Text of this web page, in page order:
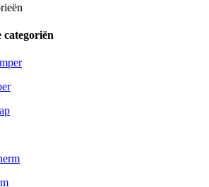
categoriën